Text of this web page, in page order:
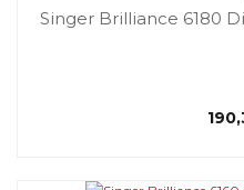
Singer Brilliance 6180